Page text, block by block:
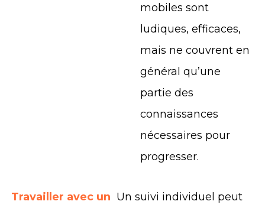
mobiles sont
ludiques, efficaces,
mais ne couvrent en
général qu’une
partie des
connaissances
nécessaires pour
progresser.
Travailler avec un Un suivi individuel peut